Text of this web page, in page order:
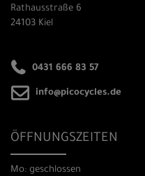
Rathausstraße 6
24103 Kiel
0431 666 83 57
info@picocycles.de
ÖFFNUNGSZEITEN
Mo: geschlossen